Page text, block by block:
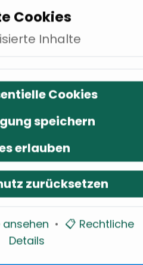
wie Gemini die
ist
Now"
Wege
für den Einsatz
Cookies
Inhalte
Cookies
speichern
erlauben
zurücksetzen
ansehen • 📋 Rechtliche
Details